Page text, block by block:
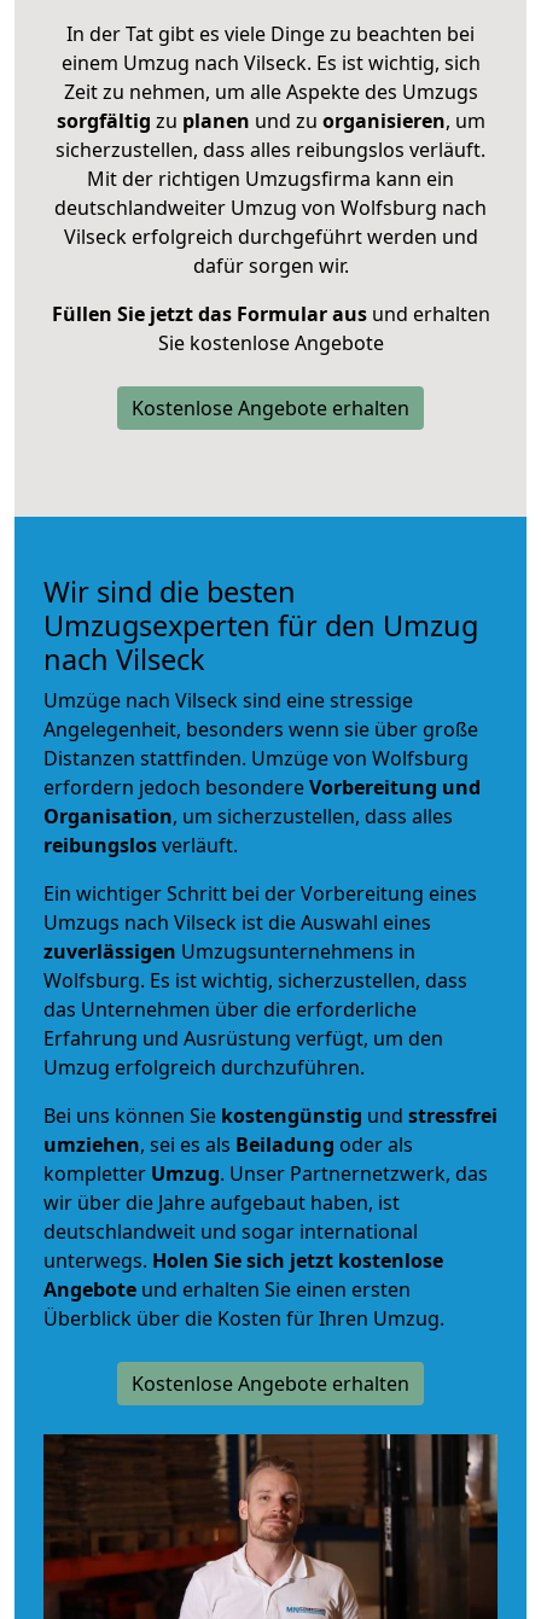
In der Tat gibt es viele Dinge zu beachten bei
einem Umzug nach Vilseck. Es ist wichtig, sich
Zeit zu nehmen, um alle Aspekte des Umzugs
sorgfältig zu planen und zu organisieren, um
sicherzustellen, dass alles reibungslos verläuft.
Mit der richtigen Umzugsfirma kann ein
deutschlandweiter Umzug von Wolfsburg nach
Vilseck erfolgreich durchgeführt werden und
dafür sorgen wir.
Füllen Sie jetzt das Formular ausund erhalten
Sie kostenlose Angebote
Kostenlose Angebote erhalten
Wir sind die besten
Umzugsexperten für den Umzug
nach Vilseck
Umzüge nach Vilseck sind eine stressige
Angelegenheit, besonders wenn sie über große
Distanzen stattfinden. Umzüge von Wolfsburg
erfordern jedoch besondereVorbereitung und
Organisation, um sicherzustellen, dass alles
reibungslosverläuft.
Ein wichtiger Schritt bei der Vorbereitung eines
Umzugs nach Vilseck ist die Auswahl eines
zuverlässigen Umzugsunternehmens in
Wolfsburg. Es ist wichtig, sicherzustellen, dass
das Unternehmen über die erforderliche
Erfahrung und Ausrüstung verfügt, um den
Umzug erfolgreich durchzuführen.
Bei uns können Sie kostengünstig und stressfrei
umziehen, sei es als Beiladung oder als
kompletter Umzug. Unser Partnernetzwerk, das
wir über die Jahre aufgebaut haben, ist
deutschlandweit und sogar international
unterwegs. Holen Sie sich jetzt kostenlose
Angebote und erhalten Sie einen ersten
Überblick über die Kosten für Ihren Umzug.
Kostenlose Angebote erhalten